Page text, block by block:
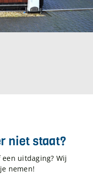
niet staat?
uitdaging? Wij
nemen!